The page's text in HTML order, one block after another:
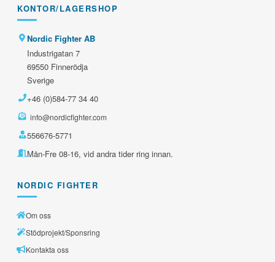
KONTOR/LAGERSHOP
Nordic Fighter AB
Industrigatan 7
69550 Finnerödja
Sverige
+46 (0)584-77 34 40
info@nordicfighter.com
556676-5771
Mån-Fre 08-16, vid andra tider ring innan.
NORDIC FIGHTER
Om oss
Stödprojekt/Sponsring
Kontakta oss